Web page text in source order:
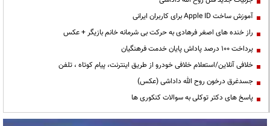
آموزش ساخت Apple ID برای کاربران ایرانی
راز خنده های اصغر فرهادی به حرکت بی شرمانه خانم بازیگر + عکس
پرداخت ۱۰۰ درصد پاداش پایان خدمت فرهنگیان
خلافی آنلاین/استعلام خلافی خودرو از طریق اینترنت، پیام کوتاه ، تلفن
جسدغرق درخون روح الله داداشی (عکس)
پاسخ های دکتر توکلی به سوالات کنکوری ها